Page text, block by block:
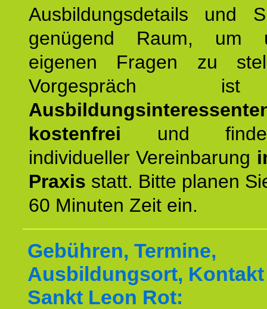
Ausbildungsdetails und
genügend Raum, um
eigenen Fragen zu
kostenfrei und
individueller Vereinbarung
Praxis statt. Bitte planen
60 Minuten Zeit ein.
Gebühren, Termine,
Ausbildungsort,
Sankt Leon Rot: